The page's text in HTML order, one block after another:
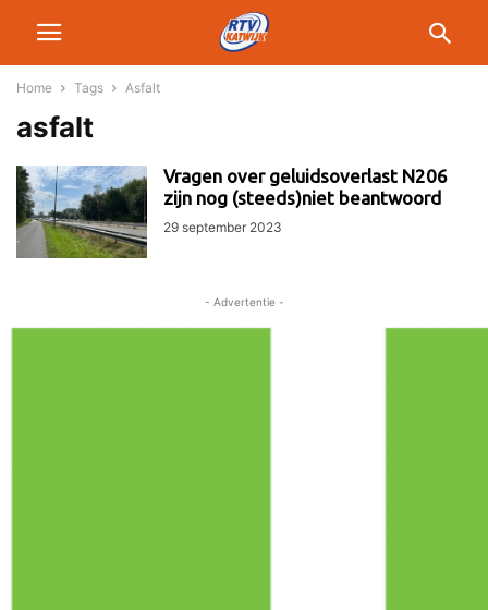
Home Tags Asfalt
asfalt
Vragen over geluidsoverlast N206
zijn nog (steeds)niet beantwoord
29 september 2023
- Advertentie -